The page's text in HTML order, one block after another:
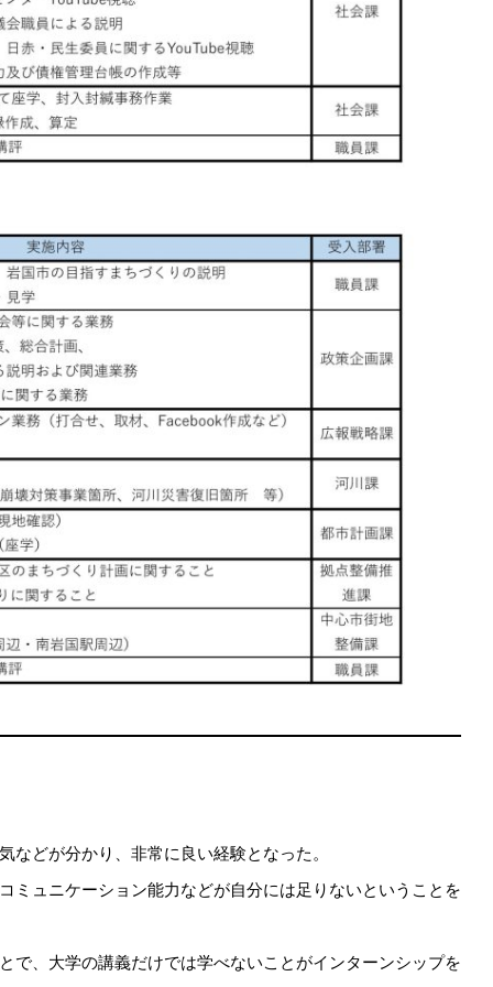
どが分かり、非常に良い経験となった。
ミュニケーション能力などが自分には足りないということを
で、大学の講義だけでは学べないことがインターンシップを